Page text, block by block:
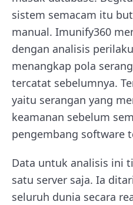
sistem semacam itu
manual. Imunify360
dengan analisis
menangkap pola
tercatat sebelumnya.
yaitu serangan yang
keamanan sebelum
pengembang software
Data untuk analisis ini
satu server saja. Ia
seluruh dunia secara